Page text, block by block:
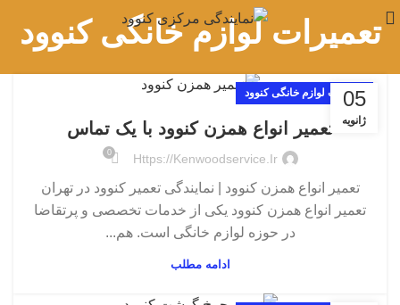
تعمیرات لوازم خانگی کنوود
05
ژانویه
تعمیرات لوازم خانگی کنوود
تعمیر انواع همزن کنوود با یک تماس
Https://kenwoodservice.ir
0
تعمیر انواع همزن کنوود | نمایندگی تعمیر کنوود در تهران
تعمیر انواع همزن کنوود یکی از خدمات تخصصی و پرتقاضا
در حوزه لوازم خانگی است. هم...
ادامه مطلب